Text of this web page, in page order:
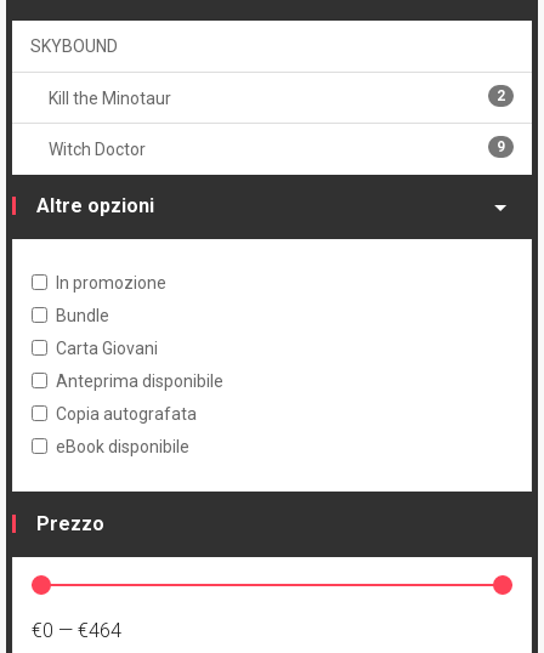
Cartonato oversized variant numerato 1
Volume unico 2
SKYBOUND
Kill the Minotaur 2
Witch Doctor 9
Altre opzioni
In promozione
Bundle
Carta Giovani
Anteprima disponibile
Copia autografata
eBook disponibile
Prezzo
€0 — €464